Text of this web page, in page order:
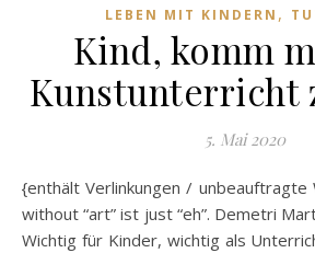
LEBEN MIT KINDERN ,
Kind, komm
Kunstunterricht
5. Mai 2020
{enthält Verlinkungen / unbeauftragte Werbung} The earth
without “art” ist just “eh”. Demetri
Wichtig für Kinder, wichtig als